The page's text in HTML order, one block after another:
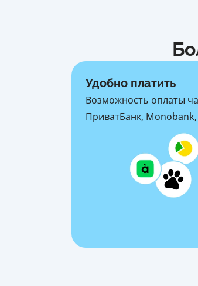
Удобно платить
Возможность оплаты
ПриватБанк,